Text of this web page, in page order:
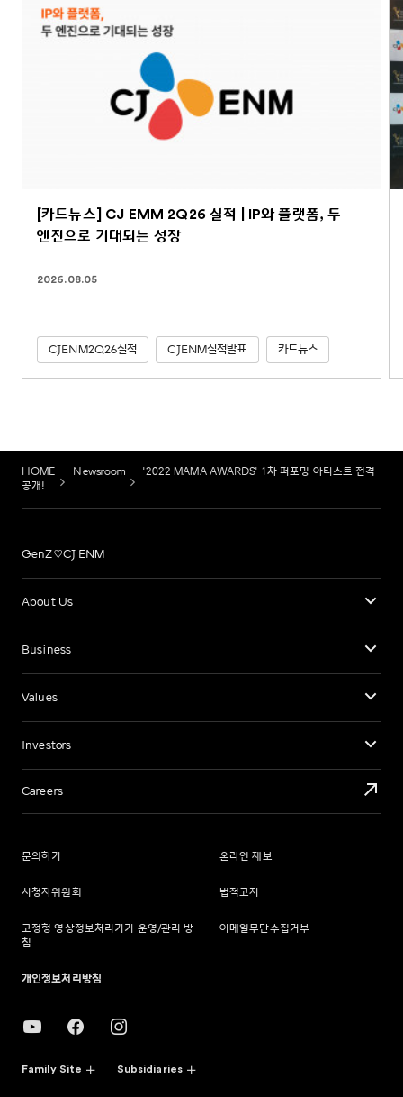
[카드뉴스] CJ EMM 2Q26 실적 | IP와 플랫폼, 두
엔진으로 기대되는 성장
2026.08.05
CJENM2Q26실적 CJENM실적발표 카드뉴스
HOME Newsroom
'2022 MAMA AWARDS' 1차 퍼포밍 아티스트 전격
공개!
GenZ♡CJ ENM
About Us
Business
Values
Investors
Careers
문의하기 온라인 제보
시청자위원회 법적고지
고정형 영상정보처리기기 운영/관리 방
침
이메일무단수집거부
개인정보처리방침
Family Site Subsidiaries